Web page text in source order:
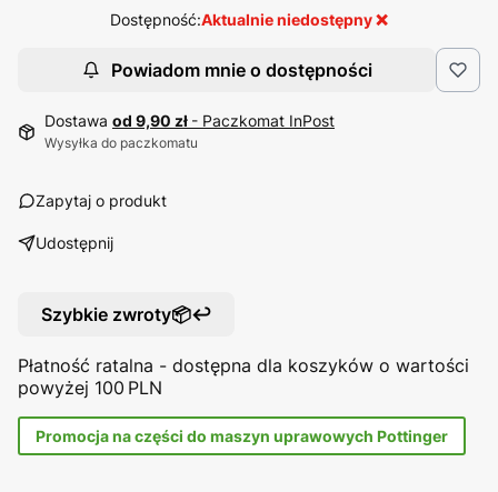
Dostępność:Aktualnie niedostępny ❌
Powiadom mnie o dostępności
Dostawa od 9,90 zł - Paczkomat InPost
Wysyłka do paczkomatu
Zapytaj o produkt
Udostępnij
Szybkie zwroty📦↩️
Płatność ratalna - dostępna dla koszyków o wartości
powyżej 100 PLN
Promocja na części do maszyn uprawowych Pottinger